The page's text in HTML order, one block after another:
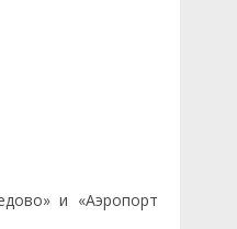
и «Аэропорт